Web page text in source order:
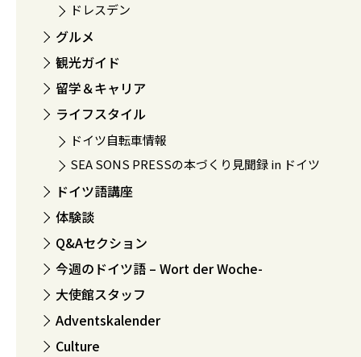
ドレスデン
グルメ
観光ガイド
留学＆キャリア
ライフスタイル
ドイツ自転車情報
SEA SONS PRESSの本づくり見聞録 in ドイツ
ドイツ語講座
体験談
Q&Aセクション
今週のドイツ語 – Wort der Woche-
大使館スタッフ
Adventskalender
Culture